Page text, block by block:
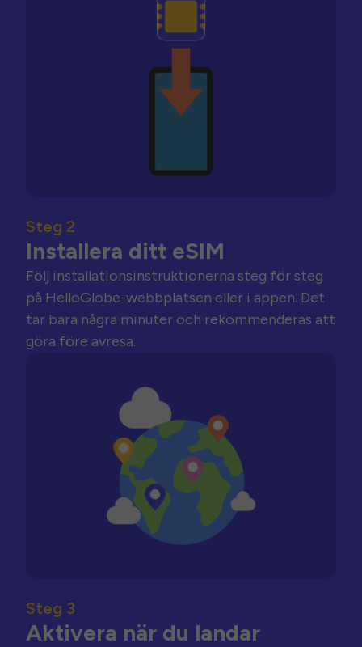
Steg 2
Installera ditt eSIM
Följ installationsinstruktionerna steg för steg
på HelloGlobe-webbplatsen eller i appen. Det
tar bara några minuter och rekommenderas att
göra före avresa.
Steg 3
Aktivera när du landar